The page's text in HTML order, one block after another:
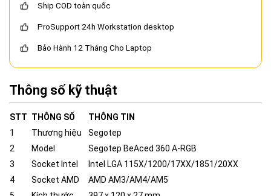
Ship COD toàn quốc
ProSupport 24h Workstation desktop
Bảo Hành 12 Tháng Cho Laptop
Thông số kỹ thuật
STT THÔNG SỐ
THÔNG TIN
1
Thương hiệu
Segotep
2
Model
Segotep BeAced 360 A-RGB
3
Socket Intel
Intel LGA 115X/1200/17XX/1851/20XX
4
Socket AMD
AMD AM3/AM4/AM5